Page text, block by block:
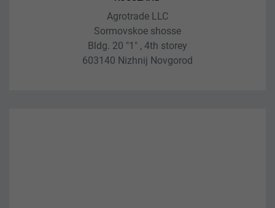
Agrotrade LLC
Sormovskoe shosse
Bldg. 20 "1" , 4th storey
603140 Nizhnij Novgorod